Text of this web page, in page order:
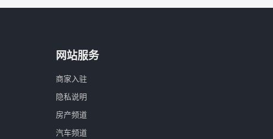
网站服务
商家入驻
隐私说明
房产频道
汽车频道